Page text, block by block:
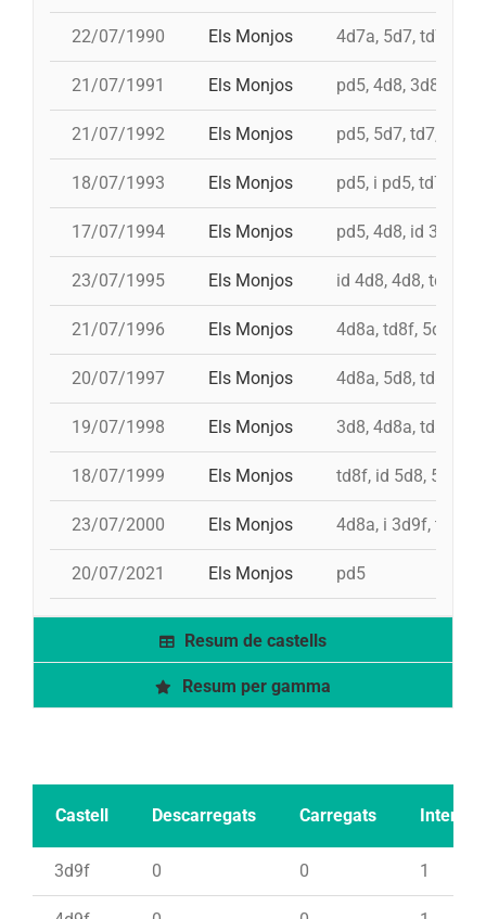
22/07/1990 Els Monjos 4d7a, 5d7, td7,
21/07/1991 Els Monjos pd5, 4d8, 3d8, td8f
21/07/1992 Els Monjos pd5, 5d7, td7, 3d8c
18/07/1993 Els Monjos pd5, i pd5, td7,
17/07/1994 Els Monjos pd5, 4d8, id 3d8,
23/07/1995 Els Monjos id 4d8, 4d8, td7,
21/07/1996 Els Monjos 4d8a, td8f, 5d8c,
20/07/1997 Els Monjos 4d8a, 5d8, td8f, id
19/07/1998 Els Monjos 3d8, 4d8a, td8f,
18/07/1999 Els Monjos td8f, id 5d8, 5d8c,
23/07/2000 Els Monjos 4d8a, i 3d9f, td8f,
20/07/2021 Els Monjos pd5
Resum de castells
Resum per gamma
Castell Descarregats Carregats Intents
3d9f 0 0 1